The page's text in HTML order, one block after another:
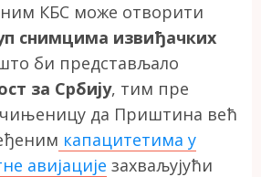
КБС може отворити
снимцима извиђачких
би представљало
за Србију, тим пре
чињеницу да Приштина већ
капацитетима у
авијације захваљујући